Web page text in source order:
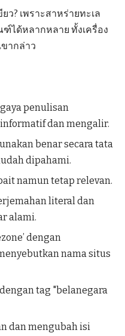
ว? เพราะสาหร่ายทะเล
ได้หลากหลาย ทั้งเครื่อง
ขากล่าว
penulisan
dan mengalir.
benar secara tata
dipahami.
namun tetap relevan.
literal dan
alami.
dengan
nama situs
tag "belanegara
dan mengubah isi